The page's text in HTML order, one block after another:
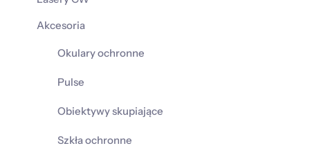
Akcesoria
Okulary ochronne
Pulse
Obiektywy skupiające
Szkła ochronne